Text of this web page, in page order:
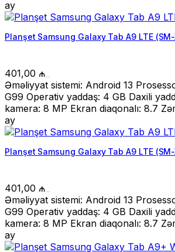
ay
Planşet Samsung Galaxy Tab A9 LTE (SM-
401,00 ₼
Əməliyyat sistemi: Android 13
G99 Operativ yaddaş: 4 GB Daxili
kamera: 8 MP Ekran diaqonalı: 8.7
ay
Planşet Samsung Galaxy Tab A9 LTE (SM-
401,00 ₼
Əməliyyat sistemi: Android 13
G99 Operativ yaddaş: 4 GB Daxili
kamera: 8 MP Ekran diaqonalı: 8.7
ay